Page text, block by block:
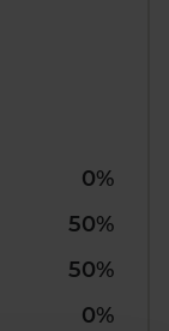
0%
50%
50%
0%